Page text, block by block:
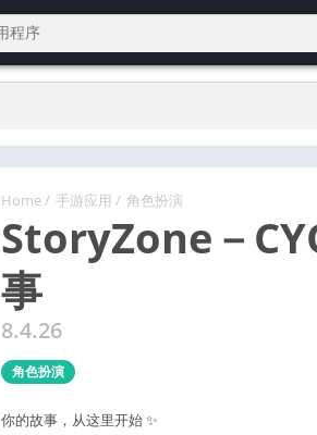
Home/ 手游应用 / 角色扮演
StoryZone－
事
8.4.26
角色扮演
你的故事，从这里开始 ✨